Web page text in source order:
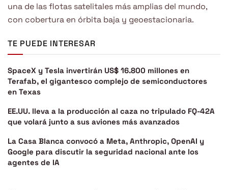
una de las flotas satelitales más amplias del mundo,
con cobertura en órbita baja y geoestacionaria.
TE PUEDE INTERESAR
SpaceX y Tesla invertirán US$ 16.800 millones en
Terafab, el gigantesco complejo de semiconductores
en Texas
EE.UU. lleva a la producción al caza no tripulado FQ-42A
que volará junto a sus aviones más avanzados
La Casa Blanca convocó a Meta, Anthropic, OpenAI y
Google para discutir la seguridad nacional ante los
agentes de IA